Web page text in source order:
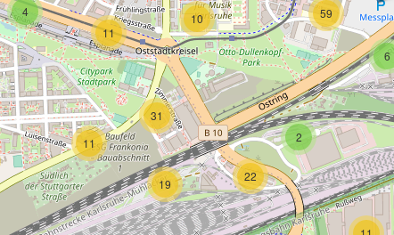
6
2
11
22
19
4 10
31
11
59